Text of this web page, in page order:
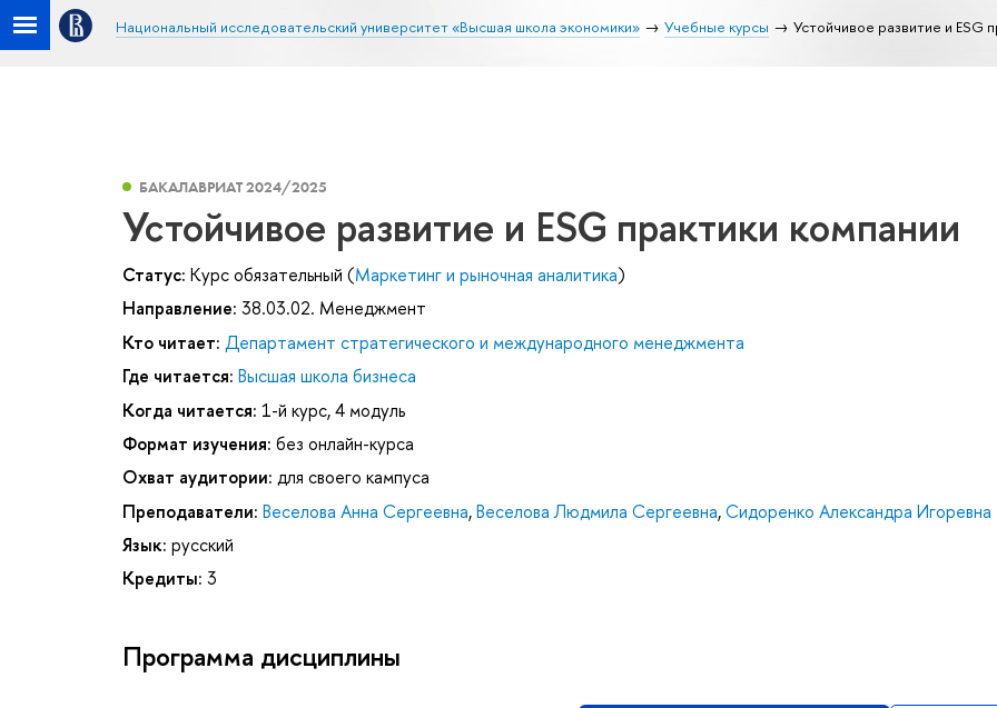
Национальный исследовательский университет «Высшая школа экономики» Учебные курсы Устойчивое развитие и ESG
БАКАЛАВРИАТ 2024/2025
Устойчивое развитие и ESG практики компании
Статус: Курс обязательный (Маркетинг и рыночная аналитика)
Направление: 38.03.02. Менеджмент
Кто читает: Департамент стратегического и международного менеджмента
Где читается: Высшая школа бизнеса
Когда читается: 1-й курс, 4 модуль
Формат изучения: без онлайн-курса
Охват аудитории: для своего кампуса
Преподаватели: Веселова Анна Сергеевна,Веселова Людмила Сергеевна,Сидоренко Александра Игоревна
Язык: русский
Кредиты: 3
Программа дисциплины